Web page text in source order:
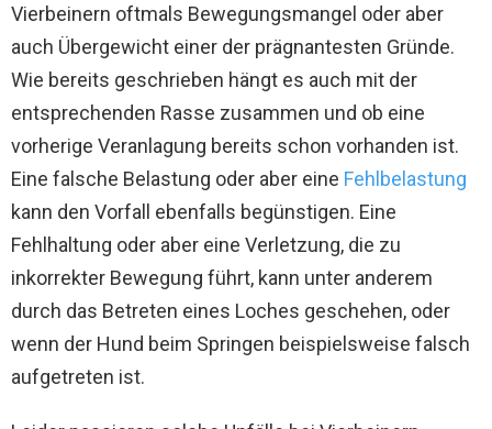
Vierbeinern oftmals Bewegungsmangel oder aber
auch Übergewicht einer der prägnantesten Gründe.
Wie bereits geschrieben hängt es auch mit der
entsprechenden Rasse zusammen und ob eine
vorherige Veranlagung bereits schon vorhanden ist.
Eine falsche Belastung oder aber eine Fehlbelastung
kann den Vorfall ebenfalls begünstigen. Eine
Fehlhaltung oder aber eine Verletzung, die zu
inkorrekter Bewegung führt, kann unter anderem
durch das Betreten eines Loches geschehen, oder
wenn der Hund beim Springen beispielsweise falsch
aufgetreten ist.